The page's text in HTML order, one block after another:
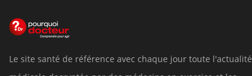
Le site santé de référence avec chaque jour toute l'actualité